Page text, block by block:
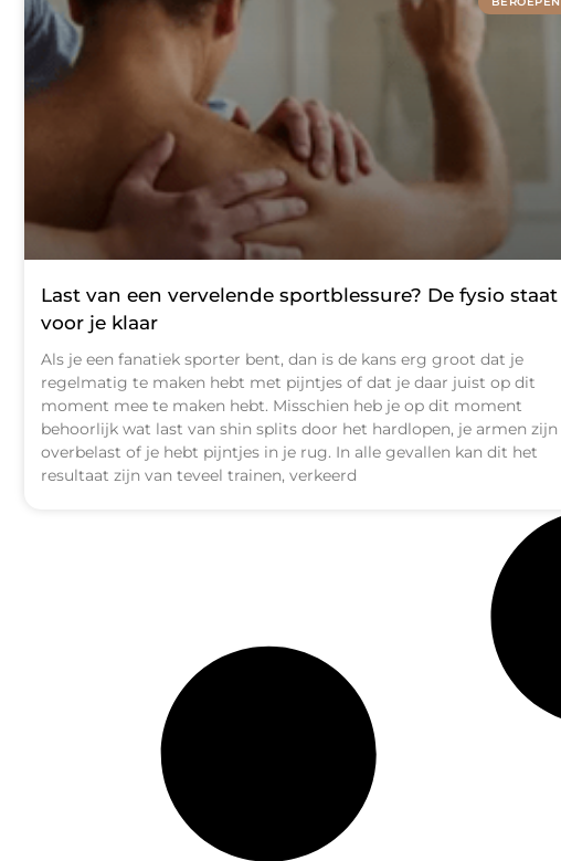
Last van een vervelende sportblessure? De fysio staat
voor je klaar
Als je een fanatiek sporter bent, dan is de kans erg groot dat je
regelmatig te maken hebt met pijntjes of dat je daar juist op dit
moment mee te maken hebt. Misschien heb je op dit moment
behoorlijk wat last van shin splits door het hardlopen, je armen zijn
overbelast of je hebt pijntjes in je rug. In alle gevallen kan dit het
resultaat zijn van teveel trainen, verkeerd